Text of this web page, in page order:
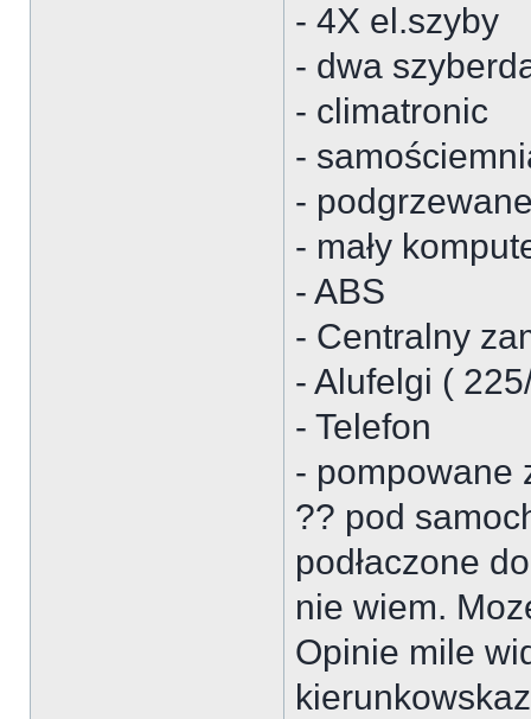
- 4X el.szyby
- dwa
- climatronic
-
-
- mały
- ABS
- Centralny
- Alufelgi (
- Telefon
- pompowane
?? pod
podłaczone
nie wiem.
Opinie mile